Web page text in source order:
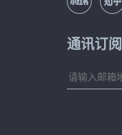
通讯订阅